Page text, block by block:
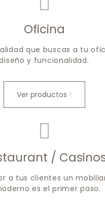
Oficina
que buscas a tu
y funcionalidad.
Ver productos
/
a tus clientes un
es el primer paso.